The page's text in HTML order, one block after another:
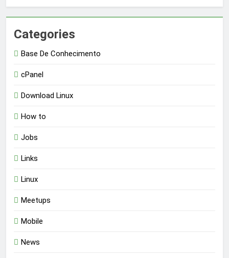
Categories
Base De Conhecimento
cPanel
Download Linux
How to
Jobs
Links
Linux
Meetups
Mobile
News